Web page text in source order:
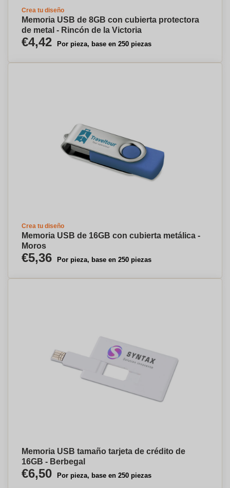
Crea tu diseño
Memoria USB de 8GB con cubierta protectora
de metal - Rincón de la Victoria
€4,42 Por pieza, base en 250 piezas
Crea tu diseño
Memoria USB de 16GB con cubierta metálica -
Moros
€5,36 Por pieza, base en 250 piezas
Memoria USB tamaño tarjeta de crédito de
16GB - Berbegal
€6,50 Por pieza, base en 250 piezas